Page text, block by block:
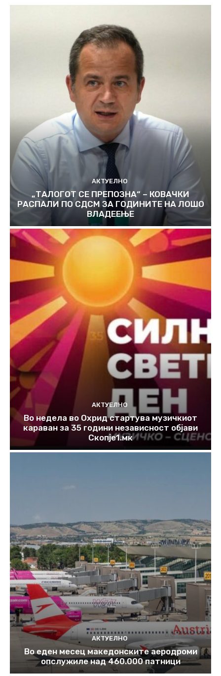
АКТУЕЛНО
„ТАЛОГОТ СЕ ПРЕПОЗНА“ – КОВАЧКИ
РАСПАЛИ ПО СДСМ ЗА ГОДИНИТЕ НА ЛОШО
ВЛАДЕЕЊЕ
АКТУЕЛНО
Во недела во Охрид стартува музичкиот
караван за 35 години независност објави
Скопје1.мк
АКТУЕЛНО
Во еден месец македонските аеродроми
опслужиле над 460.000 патници